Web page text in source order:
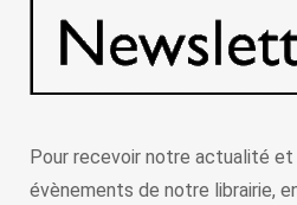
Pour recevoir notre actualité
évènements de notre librairie,